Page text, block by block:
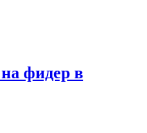
фидер в